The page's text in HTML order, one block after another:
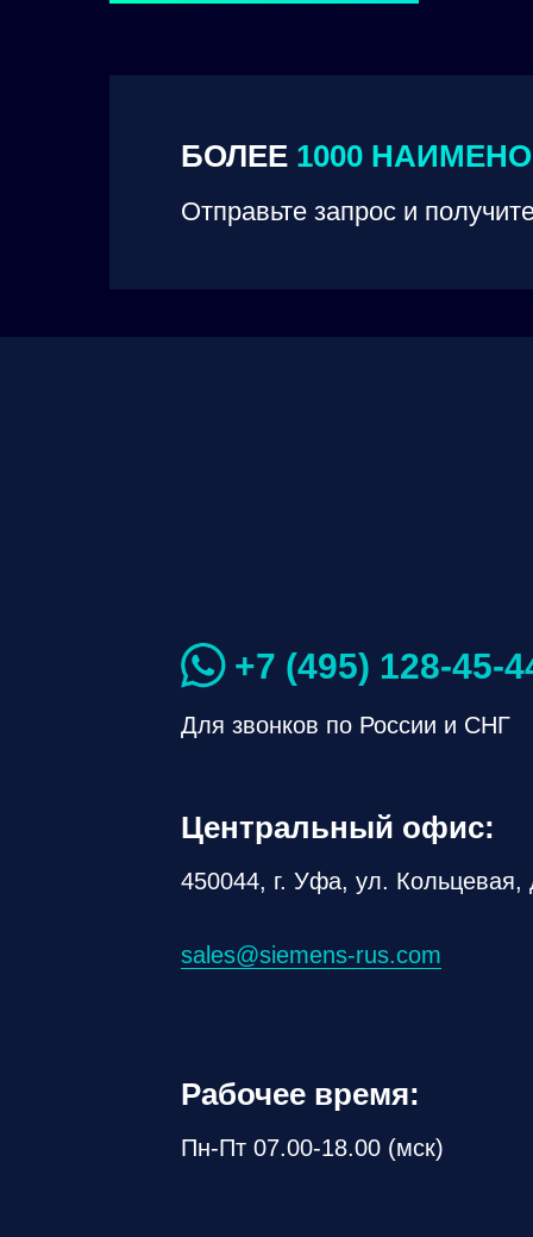
БОЛЕЕ 1000
Отправьте запрос и
Для звонков по России и СНГ
+7 (495) 128-45-
450044, г. Уфа, ул. Кольцевая,
sales@siemens-rus.com
Центральный офис:
Пн-Пт 07.00-18.00 (мск)
Рабочее время: